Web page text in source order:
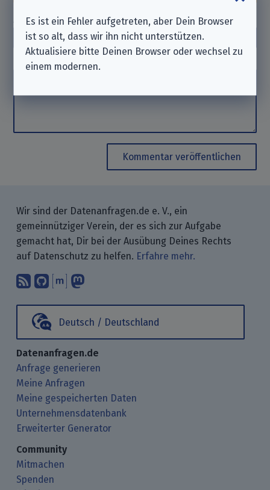
Autor_in (optional)
Autor_in
Kommentar
Kommentar veröffentlichen
Wir sind der Datenanfragen.de e. V., ein
gemeinnütziger Verein, der es sich zur Aufgabe
gemacht hat, Dir bei der Ausübung Deines Rechts
auf Datenschutz zu helfen. Erfahre mehr.
Abonniere unsere Blogbeiträge mit
Finde uns bei GitHub.
Unterhalte Dich mit uns über
Deutsch / Deutschland
Datenanfragen.de
Anfrage generieren
Meine Anfragen
Meine gespeicherten Daten
Unternehmensdatenbank
Erweiterter Generator
Community
Mitmachen
Spenden
Es ist ein Fehler aufgetreten, aber Dein Browser
ist so alt, dass wir ihn nicht unterstützen.
Aktualisiere bitte Deinen Browser oder wechsel zu
einem modernen.